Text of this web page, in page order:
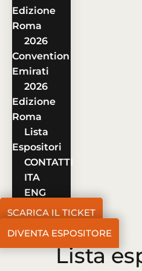
Edizione
Roma
2026
Convention
Emirati
2026
Edizione
Roma
Lista
Espositori
CONTATTI
ITA
ENG
SCARICA IL TICKET
DIVENTA ESPOSITORE
Lista